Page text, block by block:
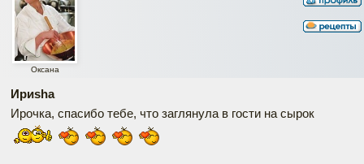
Оксана
Ириshа
Ирочка, спасибо тебе, что заглянула в гости на сырок